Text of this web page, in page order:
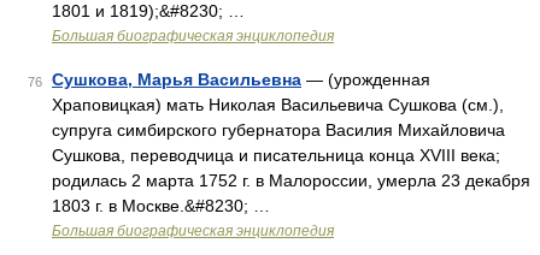
1801 и 1819);&#8230; …
Большая биографическая энциклопедия
76 Сушкова, Марья Васильевна — (урожденная
Храповицкая) мать Николая Васильевича Сушкова (см.),
супруга симбирского губернатора Василия Михайловича
Сушкова, переводчица и писательница конца XVIII века;
родилась 2 марта 1752 г. в Малороссии, умерла 23 декабря
1803 г. в Москве.&#8230; …
Большая биографическая энциклопедия